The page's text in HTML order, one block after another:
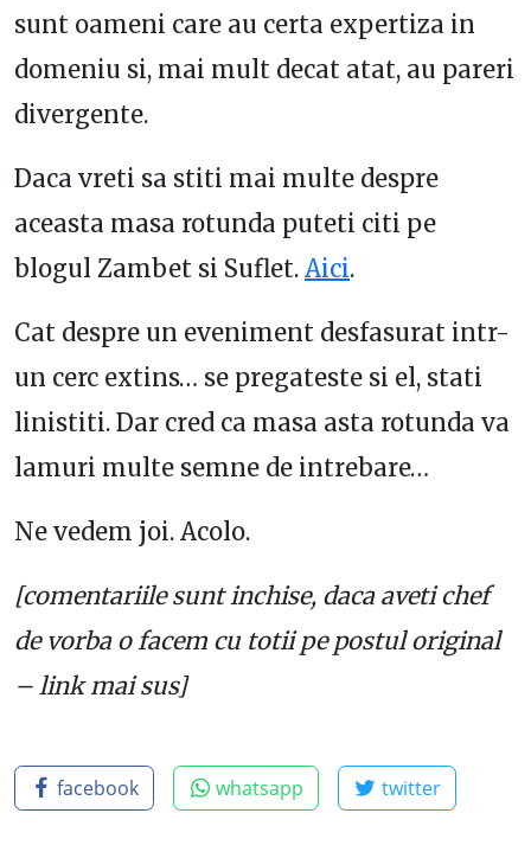
sunt oameni care au certa expertiza in
domeniu si, mai mult decat atat, au pareri
divergente.
Daca vreti sa stiti mai multe despre
aceasta masa rotunda puteti citi pe
blogul Zambet si Suflet. Aici.
Cat despre un eveniment desfasurat intr-
un cerc extins… se pregateste si el, stati
linistiti. Dar cred ca masa asta rotunda va
lamuri multe semne de intrebare…
Ne vedem joi. Acolo.
[comentariile sunt inchise, daca aveti chef
de vorba o facem cu totii pe postul original
– link mai sus]
facebook whatsapp twitter